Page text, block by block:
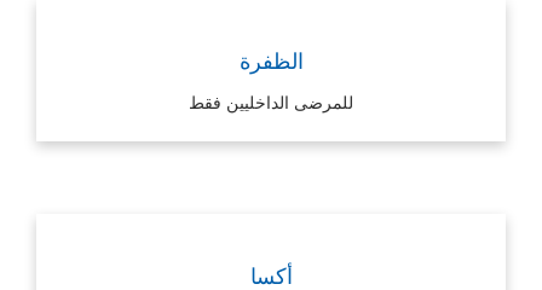
الظفرة
للمرضى الداخليين فقط
أكسا